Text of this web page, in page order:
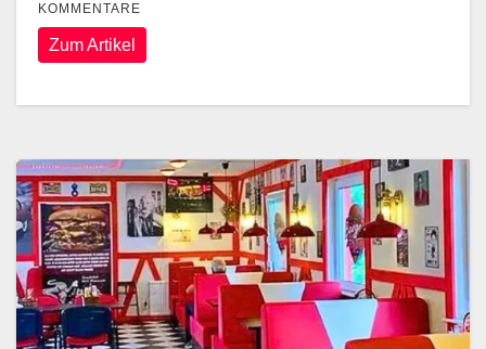
KOMMENTARE
Zum Artikel